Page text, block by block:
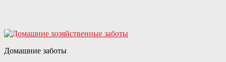
Домашние заботы